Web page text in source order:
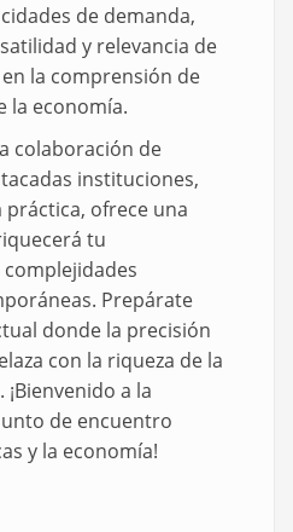
de demanda,
y relevancia de
la comprensión de
la economía.
colaboración de
instituciones,
ofrece una
tu
Prepárate
donde la precisión
con la riqueza de la
a la
de encuentro
y la economía!